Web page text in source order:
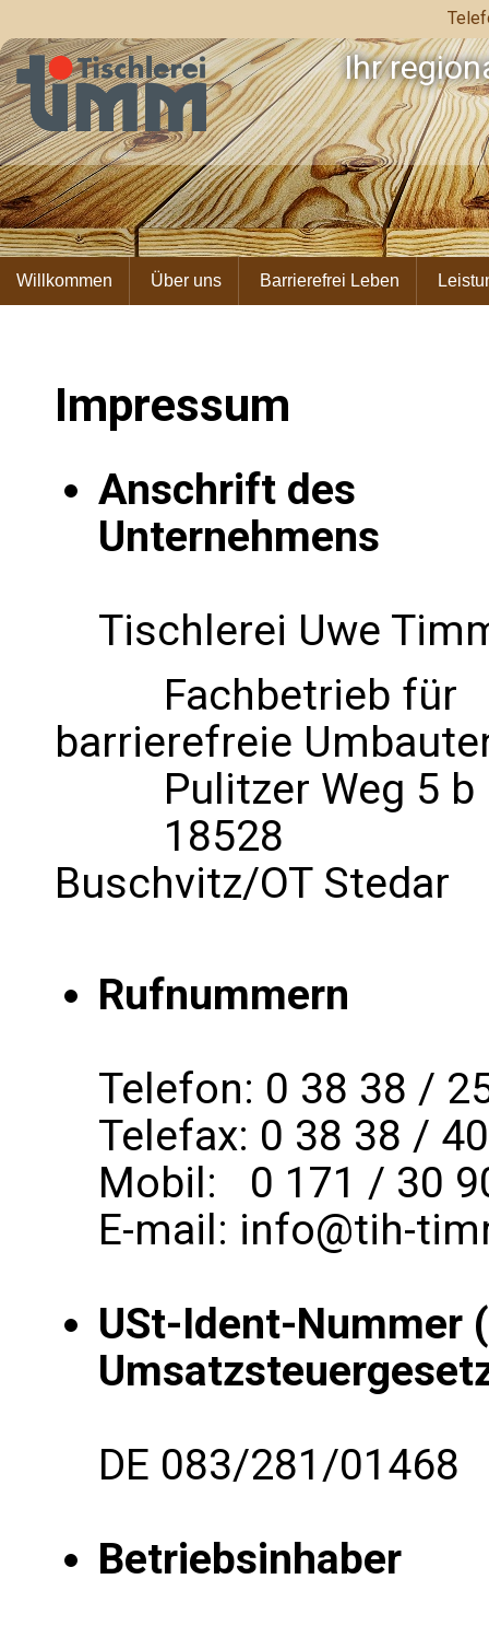
Willkommen Über uns Barrierefrei Leben
Ihr
Impressum
Anschrift des
Unternehmens
Tischlerei Uwe
Fachbetrieb für
barrierefreie
Pulitzer Weg 5
18528
Buschvitz/OT Stedar
Rufnummern
Telefon: 0 38 38 /
Telefax: 0 38 38 /
Mobil: 0 171 / 30
E-mail: info@tih-
USt-Ident-Nummer
DE 083/281/01468
Betriebsinhaber